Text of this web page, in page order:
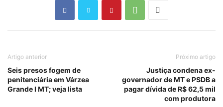
Artigo anterior
Seis presos fogem de
penitenciária em Várzea
Grande I MT; veja lista
Próximo artigo
Justiça condena ex-
governador de MT e PSDB a
pagar dívida de R$ 62,5 mil
com produtora